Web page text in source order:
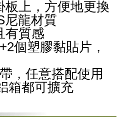
板上，方便地更換
尼龍材質
有質感
個塑膠黏貼片，
，任意搭配使用
箱都可擴充